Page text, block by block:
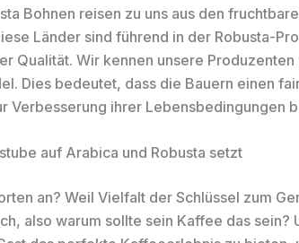
Bohnen reisen zu uns aus den
Länder sind führend in der Robusta-
Qualität. Wir kennen unsere
Dies bedeutet, dass die Bauern einen
Verbesserung ihrer Lebensbedingungen
auf Arabica und Robusta setzt
an? Weil Vielfalt der Schlüssel zum
also warum sollte sein Kaffee das sein?